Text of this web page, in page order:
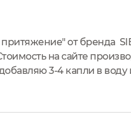
от бренда
на сайте
3-4 капли в воду